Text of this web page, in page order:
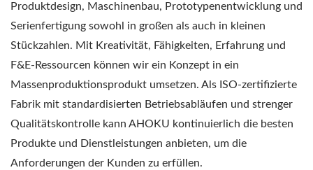
Produktdesign, Maschinenbau, Prototypenentwicklung und
Serienfertigung sowohl in großen als auch in kleinen
Stückzahlen. Mit Kreativität, Fähigkeiten, Erfahrung und
F&E-Ressourcen können wir ein Konzept in ein
Massenproduktionsprodukt umsetzen. Als ISO-zertifizierte
Fabrik mit standardisierten Betriebsabläufen und strenger
Qualitätskontrolle kann AHOKU kontinuierlich die besten
Produkte und Dienstleistungen anbieten, um die
Anforderungen der Kunden zu erfüllen.